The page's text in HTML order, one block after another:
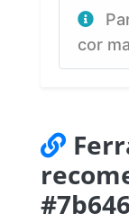
cor